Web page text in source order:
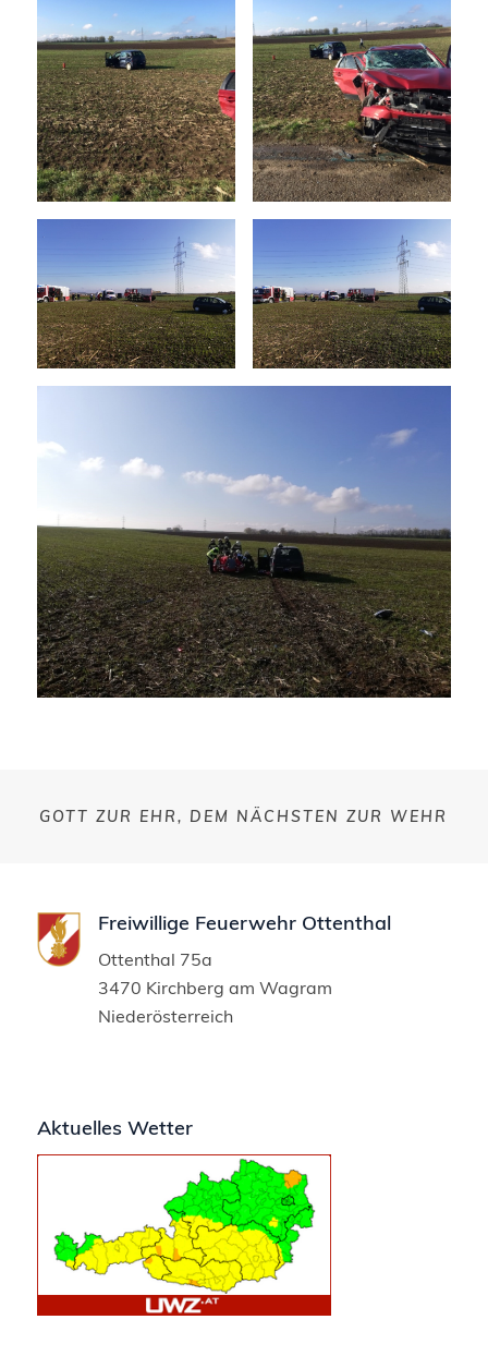
GOTT ZUR EHR, DEM NÄCHSTEN ZUR WEHR
Freiwillige Feuerwehr Ottenthal
Ottenthal 75a
3470 Kirchberg am Wagram
Niederösterreich
Aktuelles Wetter